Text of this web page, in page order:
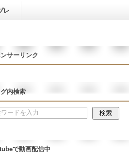
レ
サーリンク
内検索
で動画配信中